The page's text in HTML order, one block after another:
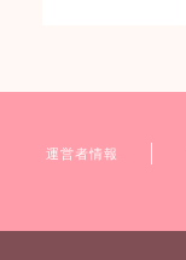
運営者情報